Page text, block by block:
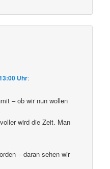
Uhr:
– ob wir nun wollen
wird die Zeit. Man
– daran sehen wir